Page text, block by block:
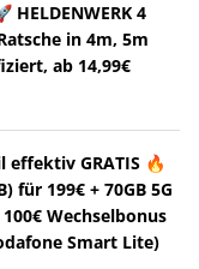
HELDENWERK 4
in 4m, 5m
ab 14,99€
GRATIS 🔥
für 199€ + 70GB 5G
Wechselbonus
Smart Lite)